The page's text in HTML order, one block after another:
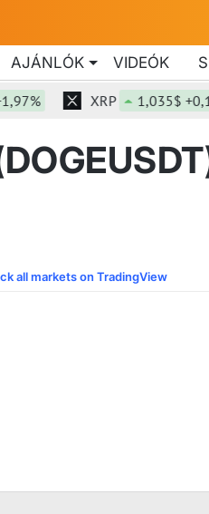
AJÁNLÓK VIDEÓK
XRP 1,035$ +0,14%
all markets on TradingView